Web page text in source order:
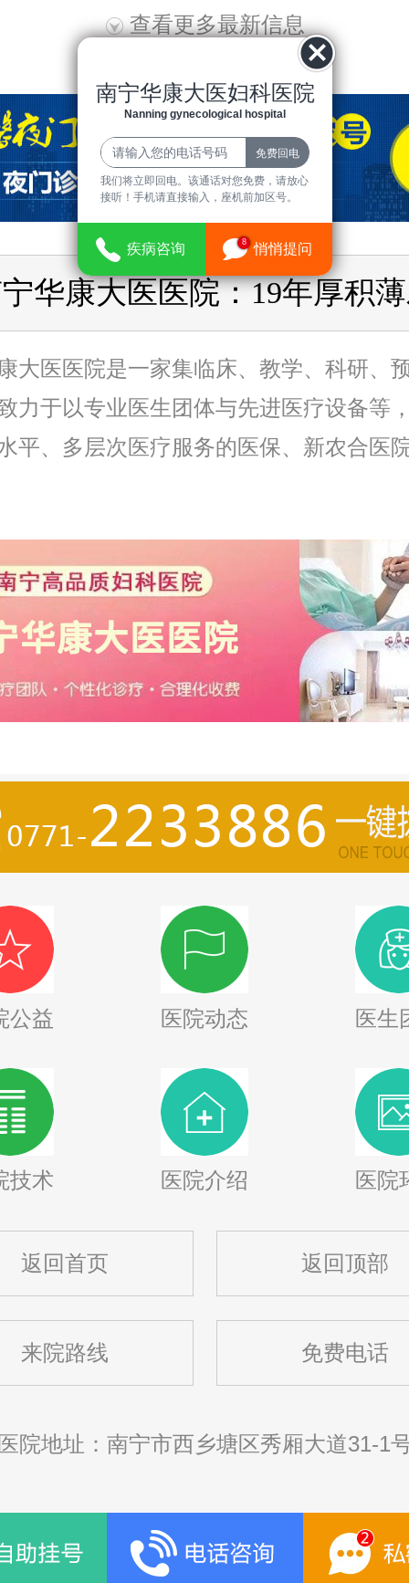
查看更多最新信息
华康大医医院：19年厚积
大医医院是一家集临床、教学、科研、
力于以专业医生团体与先进医疗设备等
平、多层次医疗服务的医保、新农合医
公益 医院动态 医生
技术 医院介绍 医院
返回首页 返回顶部
来院路线 免费电话
院地址：南宁市西乡塘区秀厢大道31-1
南宁华康大医妇科医院
Nanning gynecological hospital
我们将立即回电。该通话对您免费，请放心
接听！手机请直接输入，座机前加区号。
疾病咨询 8 悄悄提问